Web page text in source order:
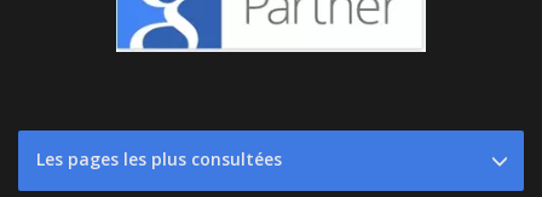
Les pages les plus consultées